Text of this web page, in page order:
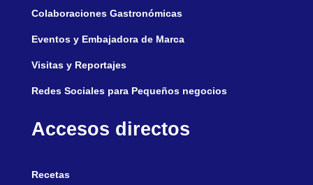
Colaboraciones Gastronómicas
Eventos y Embajadora de Marca
Visitas y Reportajes
Redes Sociales para Pequeños negocios
Accesos directos
Recetas